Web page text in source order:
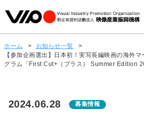
ホーム > お知らせ一覧
>
【参加企画選出】日本初！実写長編映画の海外
グラム「First Cut+（プラス） Summer Edition
2024.06.28 募集情報